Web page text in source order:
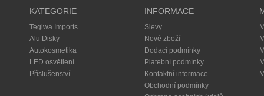
KATEGORIE
Tegiwa Imports
Alu Disky
Autokosmetika
LED osvětlení
Příslušenství
INFORMACE
Slevy
Nové zboží
Dodací podmínky
Platební podmínky
Kontaktní informace
Obchodní podmínky